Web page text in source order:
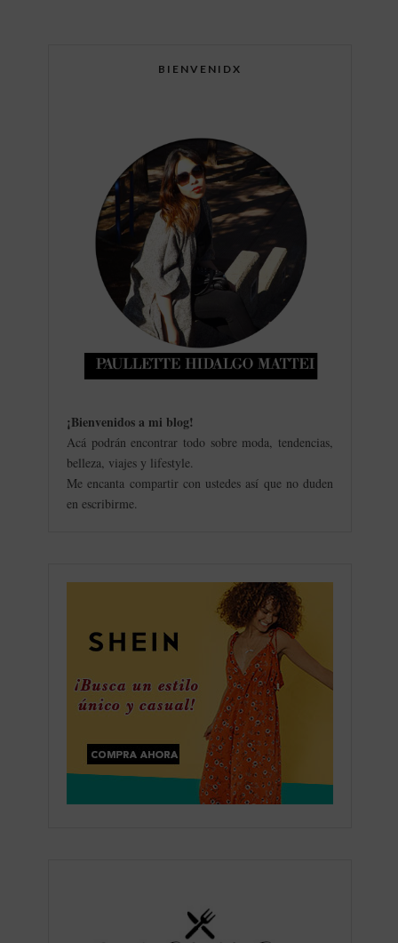
BIENVENIDX
¡Bienvenidos a mi blog!
Acá podrán encontrar todo sobre moda, tendencias,
belleza, viajes y lifestyle.
Me encanta compartir con ustedes así que no duden
en escribirme.